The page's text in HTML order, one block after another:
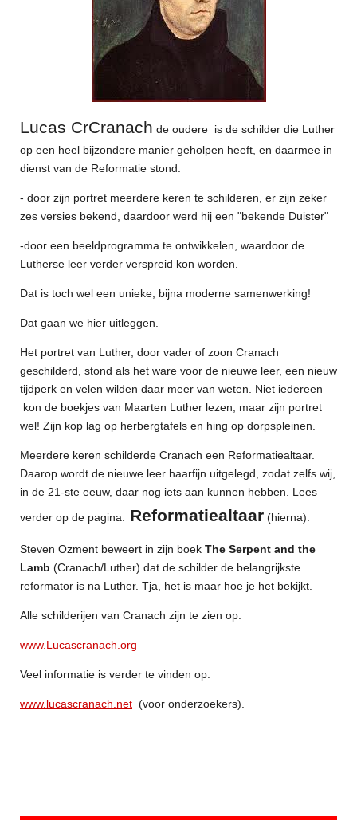
Lucas CrCranach de oudere is de schilder die Luther
op een heel bijzondere manier geholpen heeft, en daarmee in
dienst van de Reformatie stond.
- door zijn portret meerdere keren te schilderen, er zijn zeker
zes versies bekend, daardoor werd hij een "bekende Duister"
-door een beeldprogramma te ontwikkelen, waardoor de
Lutherse leer verder verspreid kon worden.
Dat is toch wel een unieke, bijna moderne samenwerking!
Dat gaan we hier uitleggen.
Het portret van Luther, door vader of zoon Cranach
geschilderd, stond als het ware voor de nieuwe leer, een nieuw
tijdperk en velen wilden daar meer van weten. Niet iedereen
kon de boekjes van Maarten Luther lezen, maar zijn portret
wel! Zijn kop lag op herbergtafels en hing op dorpspleinen.
Meerdere keren schilderde Cranach een Reformatiealtaar.
Daarop wordt de nieuwe leer haarfijn uitgelegd, zodat zelfs wij,
in de 21-ste eeuw, daar nog iets aan kunnen hebben. Lees
verder op de pagina: Reformatiealtaar (hierna).
Steven Ozment beweert in zijn boek The Serpent and the
Lamb (Cranach/Luther) dat de schilder de belangrijkste
reformator is na Luther. Tja, het is maar hoe je het bekijkt.
Alle schilderijen van Cranach zijn te zien op:
www.Lucascranach.org
Veel informatie is verder te vinden op:
www.lucascranach.net (voor onderzoekers).